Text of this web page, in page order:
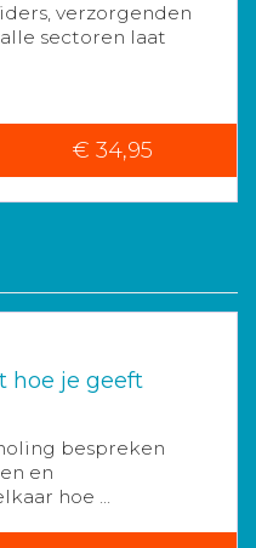
verzorgenden
sectoren laat
€ 34,95
hoe je geeft
bespreken
en
hoe ...